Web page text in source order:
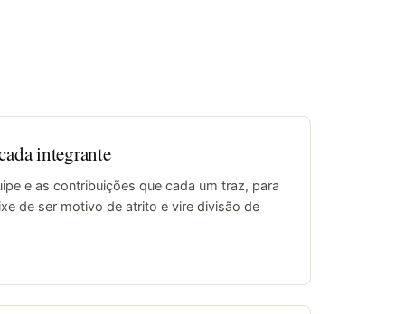
integrante
e as contribuições que cada um traz, para
de ser motivo de atrito e vire divisão de